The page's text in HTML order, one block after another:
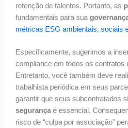
retenção de talentos. Portanto, as
fundamentais para sua
métricas ESG ambientais, sociais
Especificamente, sugerimos a
compliance em todos os contratos
Entretanto, você também deve
trabalhista periódica em seus
garantir que seus subcontratados
segurançaé essencial.
risco de “culpa por associação”